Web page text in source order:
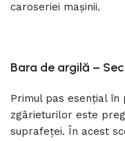
caroseriei mașinii.
Bara de argilă –
Primul pas esențial în
zgârieturilor este
suprafeței. În acest